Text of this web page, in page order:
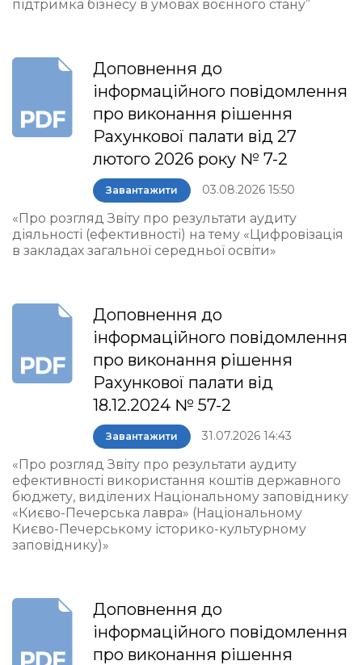
підтримка бізнесу в умовах воєнного стану”
Доповнення до
інформаційного повідомлення
про виконання рішення
Рахункової палати від 27
лютого 2026 року № 7-2
Завантажити 03.08.2026 15:50
«Про розгляд Звіту про результати аудиту
діяльності (ефективності) на тему «Цифровізація
в закладах загальної середньої освіти»
Доповнення до
інформаційного повідомлення
про виконання рішення
Рахункової палати від
18.12.2024 № 57-2
Завантажити 31.07.2026 14:43
«Про розгляд Звіту про результати аудиту
ефективності використання коштів державного
бюджету, виділених Національному заповіднику
«Києво-Печерська лавра» (Національному
Києво-Печерському історико-культурному
заповіднику)»
Доповнення до
інформаційного повідомлення
про виконання рішення